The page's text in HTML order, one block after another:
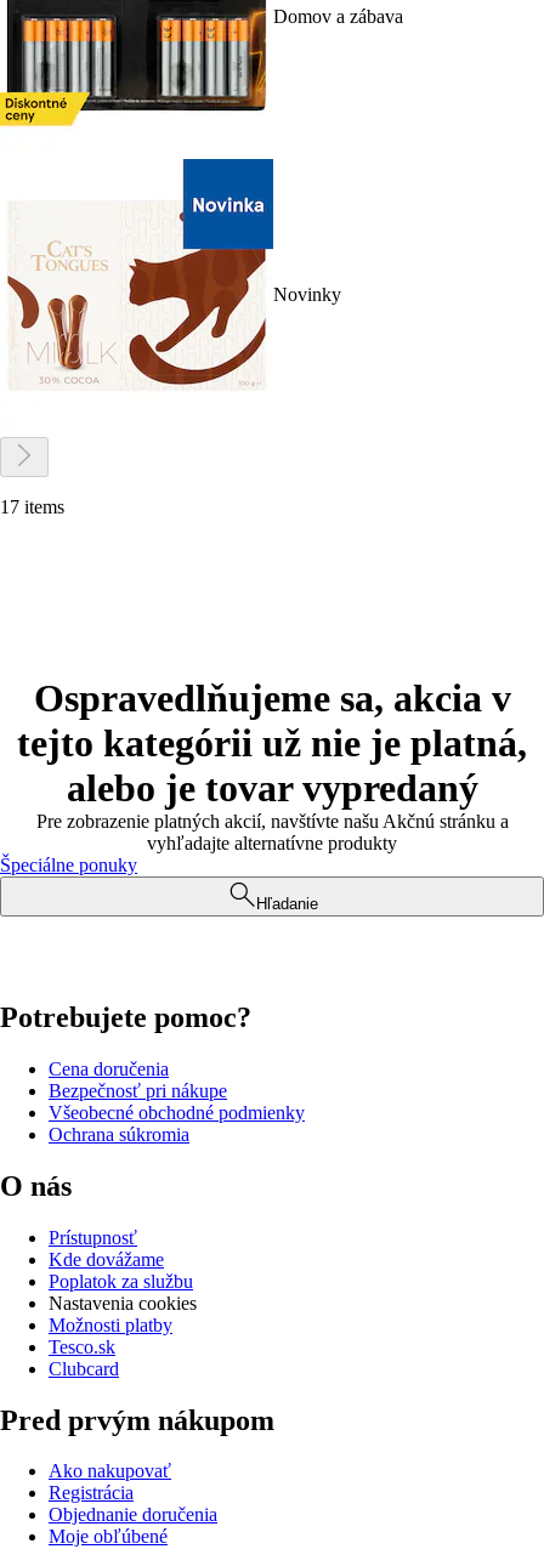
Domov a zábava
Novinky
17 items
Ospravedlňujeme sa, akcia v
tejto kategórii už nie je platná,
alebo je tovar vypredaný
Pre zobrazenie platných akcií, navštívte našu Akčnú stránku a
vyhľadajte alternatívne produkty
Špeciálne ponuky
Hľadanie
Potrebujete pomoc?
Cena doručenia
Bezpečnosť pri nákupe
Všeobecné obchodné podmienky
Ochrana súkromia
O nás
Prístupnosť
Kde dovážame
Poplatok za službu
Nastavenia cookies
Možnosti platby
Tesco.sk
Clubcard
Pred prvým nákupom
Ako nakupovať
Registrácia
Objednanie doručenia
Moje obľúbené